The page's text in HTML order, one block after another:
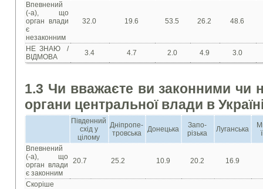
Впевнений
(-а), що
орган влади
є
незаконним
32.0 19.6 53.5 26.2 48.6
НЕ ЗНАЮ /
ВІДМОВА
3.4 4.7 2.0 4.9 3.0
1.3 Чи вважаєте ви законними чи
органи центральної влади в
Південний
схід у
цілому
Дніпропе-
тровська
Донецька
Запо-
різька
Луганська
Впевнений
(-а), що
орган влади
є законним
20.7 25.2 10.9 20.2 16.9
Скоріше